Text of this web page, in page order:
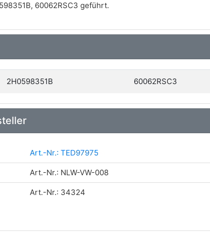
60062RSC3 geführt.
2H0598351B 60062RSC3
Art.-Nr.: TED97975
Art.-Nr.: NLW-VW-008
Art.-Nr.: 34324